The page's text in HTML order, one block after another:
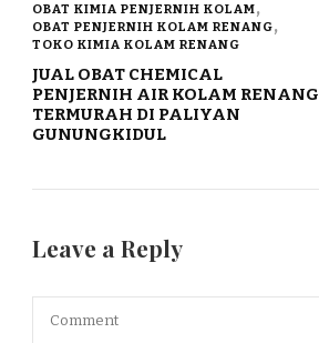
OBAT KIMIA PENJERNIH KOLAM
OBAT PENJERNIH KOLAM RENANG
TOKO KIMIA KOLAM RENANG
JUAL OBAT CHEMICAL
PENJERNIH AIR KOLAM RENANG
TERMURAH DI PALIYAN
GUNUNGKIDUL
Leave a Reply